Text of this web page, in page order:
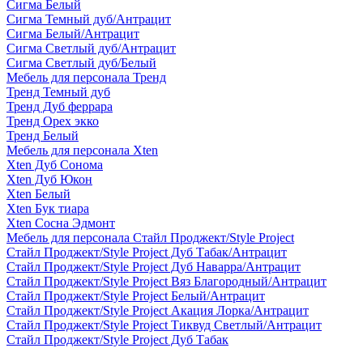
Сигма Белый
Сигма Темный дуб/Антрацит
Сигма Белый/Антрацит
Сигма Светлый дуб/Антрацит
Сигма Светлый дуб/Белый
Мебель для персонала Тренд
Тренд Темный дуб
Тренд Дуб феррара
Тренд Орех экко
Тренд Белый
Мебель для персонала Xten
Xten Дуб Сонома
Xten Дуб Юкон
Xten Белый
Xten Бук тиара
Xten Сосна Эдмонт
Мебель для персонала Стайл Проджект/Style Project
Стайл Проджект/Style Project Дуб Табак/Антрацит
Стайл Проджект/Style Project Дуб Наварра/Антрацит
Стайл Проджект/Style Project Вяз Благородный/Антрацит
Стайл Проджект/Style Project Белый/Антрацит
Стайл Проджект/Style Project Акация Лорка/Антрацит
Стайл Проджект/Style Project Тиквуд Светлый/Антрацит
Стайл Проджект/Style Project Дуб Табак